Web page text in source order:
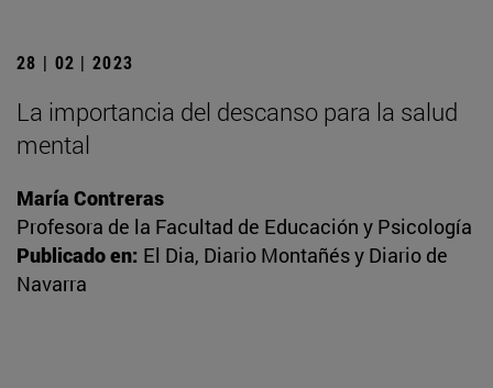
28 | 02 | 2023
La importancia del descanso para la salud
mental
María Contreras
Profesora de la Facultad de Educación y Psicología
Publicado en: El Dia, Diario Montañés y Diario de
Navarra